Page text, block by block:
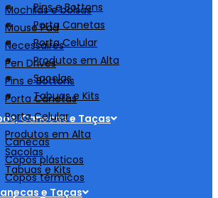
Pins e Bottons
Porta Canetas
Porta Celular
Produtos em Alta
Sacolas
Tabuas e Kits
Canecas e Taças
Canecas
Copos plásticos
Copos térmicos
Mochilas e bolsas
Mouse Pad
Necessaires
Pen Drives
Pins e Bottons
Porta Canetas
Porta Celular
Produtos em Alta
Sacolas
Tabuas e Kits
e Taças